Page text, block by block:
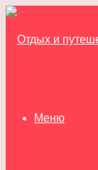
Меню